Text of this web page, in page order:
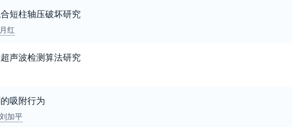
短柱轴压破坏研究
红
声波检测算法研究
吸附行为
刘加平